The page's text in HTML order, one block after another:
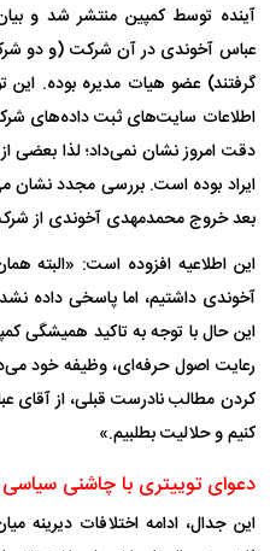
آینده توسط کمپین منتشر شد و
عباس آخوندی در آن شرکت (و دو
گرفتند) عضو هیات مدیره بوده. این
اطلاعات سایت‌های ثبت داده‌های
دقت امروز نشان نمی‌داد؛ لذا بعضی
ایراد بوده است. بررسی مجدد
بعد خروج محمدمهدی آخوندی از
این اطلاعیه افزوده است: «البته
آخوندی داشتیم، اما پاسخی داده
این حال با توجه به تاکید همیشگی
رعایت اصول حرفه‌ای، وظیفه خود
کردن مطالب نادرست قبلی، از آقای
کنیم و حلالیت بطلبیم.»
دعوای توییتری با چاشنی سیاسی
این جدال، ادامه اختلافات